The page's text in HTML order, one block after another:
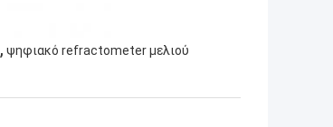
, ψηφιακό refractometer μελιού